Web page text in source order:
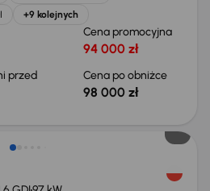
+9 kolejnych
Cena promocyjna
94 000 zł
przed
Cena po obniżce
98 000 zł